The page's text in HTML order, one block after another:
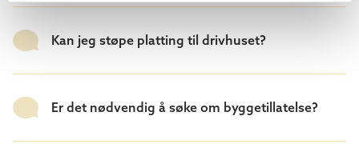
Kan jeg støpe platting til drivhuset?
Er det nødvendig å søke om byggetillatelse?